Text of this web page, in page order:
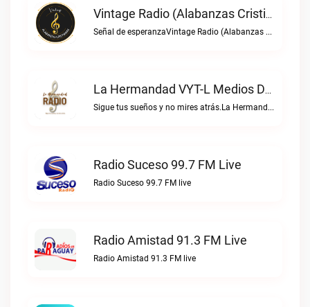
Vintage Radio (Alabanzas Cristianas) Live
Señal de esperanzaVintage Radio (Alabanzas cristianas) live
La Hermandad VYT-L Medios De Comunicación Live
Sigue tus sueños y no mires atrás.La Hermandad VYT-L Medios de Comunicación live
Radio Suceso 99.7 FM Live
Radio Suceso 99.7 FM live
Radio Amistad 91.3 FM Live
Radio Amistad 91.3 FM live